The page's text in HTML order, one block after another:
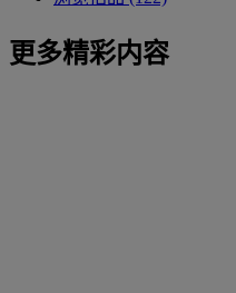
更多精彩内容